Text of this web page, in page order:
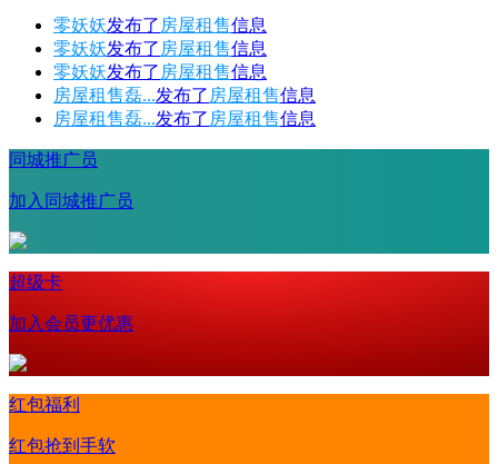
零妖妖发布了 房屋租售信息
零妖妖发布了 房屋租售信息
零妖妖发布了 房屋租售信息
房屋租售磊...发布了 房屋租售信息
房屋租售磊...发布了 房屋租售信息
同城推广员
加入同城推广员
超级卡
加入会员更优惠
红包福利
红包抢到手软